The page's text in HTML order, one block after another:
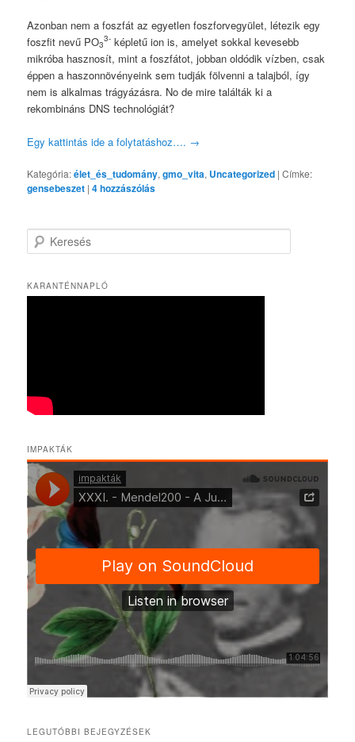
Azonban nem a foszfát az egyetlen foszforvegyület, létezik egy
foszfit nevű PO3
3- képletű ion is, amelyet sokkal kevesebb
mikróba hasznosít, mint a foszfátot, jobban oldódik vízben, csak
éppen a haszonnövényeink sem tudják fölvenni a talajból, így
nem is alkalmas trágyázásra. No de mire találták ki a
rekombináns DNS technológiát?
Egy kattintás ide a folytatáshoz…. →
Kategória:élet_és_tudomány,gmo_vita, Uncategorized |Címke:
gensebeszet |4hozzászólás
e
e
s
KARANTÉNNAPLÓ
IMPAKTÁK
LEGUTÓBBI BEJEGYZÉSEK